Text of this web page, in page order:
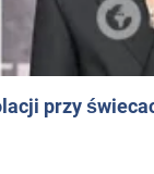
przy